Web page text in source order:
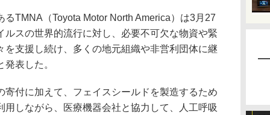
TMNA（Toyota Motor North America）は3月27
ルスの世界的流行に対し、必要不可欠な物資や緊
を支援し続け、多くの地元組織や非営利団体に継
表した。
付に加えて、フェイスシールドを製造するため
しながら、医療機器会社と協力して、人工呼吸